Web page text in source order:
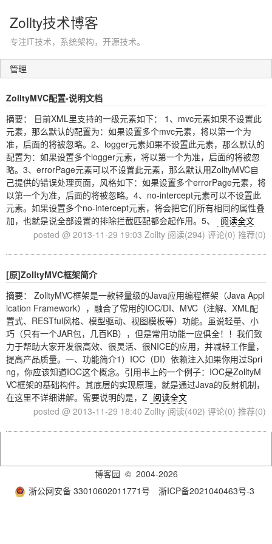
Zollty技术博客
专注IT技术，系统架构，开源技术。
管理
ZolltyMVC配置-说明文档
摘要： 目前XML里支持的一级元素如下： 1、mvc元素如果不设置此
元素，那么默认的配置为：如果设置多个mvc元素，将以第一个为
准，后面的将被忽略。2、logger元素如果不设置此元素，那么默认的
配置为：如果设置多个logger元素，将以第一个为准，后面的将被忽
略。3、errorPage元素可以不设置此元素，那么默认用ZolltyMVC自
己提供的错误处理页面，风格如下：如果设置多个errorPage元素，将
以第一个为准，后面的将被忽略。4、no-intercept元素可以不设置此
元素。如果设置多个no-intercept元素，将会把它们所有相同的属性叠
加，也就是说全部设置的排除拦截匹配都会起作用。5、
阅读全文
posted @ 2013-11-29 19:03 Zollty 阅读(294) 评论(0) 推荐(0)
[原]ZolltyMVC框架简介
摘要： ZolltyMVC框架是一款轻量级的Java应用编程框架（Java Appl
ication Framework），融合了常用的IOC/DI、MVC（注解、XML配
置式、RESTful风格、模型驱动、视图模板等）功能。虽说轻量、小
巧（只有一个JAR包，几百KB），但是常用功能一应俱全！！我们致
力于帮助大家开发很高效、很灵活、很NICE的应用，并减轻工作量，
提高产品质量。一、功能简介1）IOC（DI）依赖注入如果你用过Spri
ng，你应该知道IOC这个概念。引用书上的一个例子：IOC是ZolltyM
VC框架的基础构件。其底层的实现原理，就是通过Java的反射机制，
在这里不详细讲解。需要说明的是，Z 阅读全文
posted @ 2013-11-29 18:40 Zollty 阅读(402) 评论(0) 推荐(0)
博客园 © 2004-2026
浙公网安备 33010602011771号
浙ICP备2021040463号-3